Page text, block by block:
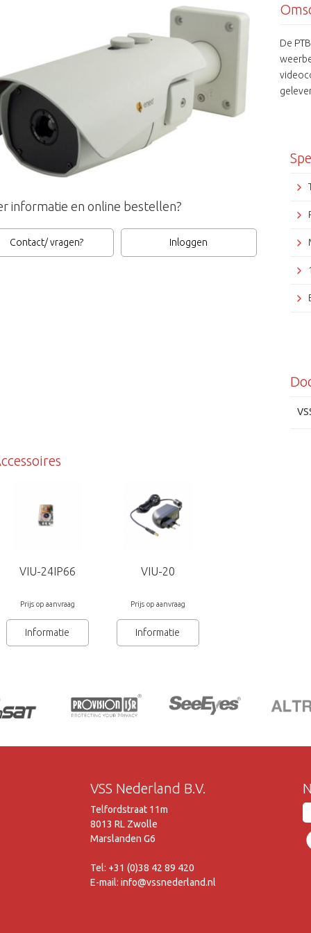
informatie en online bestellen?
Contact/ vragen? Inloggen
De
VIU-24IP66
Prijs op aanvraag
Informatie
VIU-20
Prijs op aanvraag
Informatie
VSS Nederland B.V.
Telfordstraat 11m
8013 RL Zwolle
Marslanden G6
Tel: +31 (0)38 42 89 420
E-mail: info@vssnederland.nl